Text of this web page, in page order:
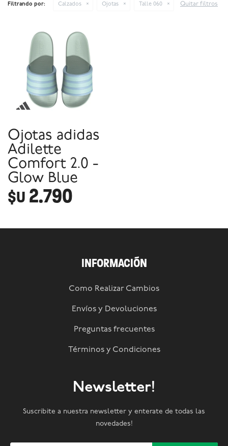
Filtrando por: Calzados Ojotas Talle 060 Quitar filtros
Ojotas adidas
Adilette
Comfort 2.0 -
Glow Blue
$U 2.790
INFORMACIÓN
Como Realizar Cambios
Envíos y Devoluciones
Preguntas frecuentes
Términos y Condiciones
Newsletter!
Suscribite a nuestra newsletter y enterate de todas las
novedades!